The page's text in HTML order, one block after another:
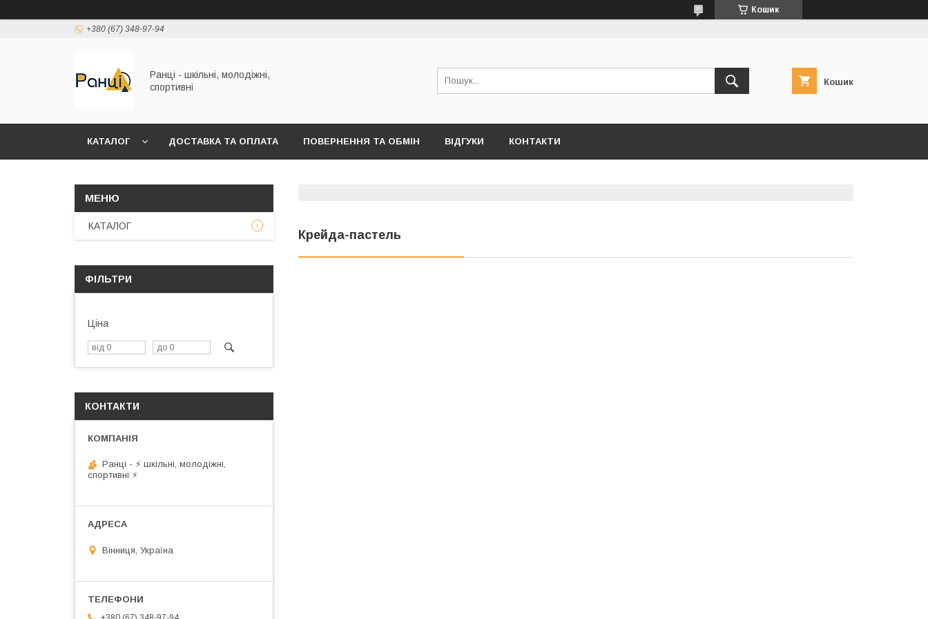
Кошик
+380 (67) 348-97-94
Ранці - шкільні, молодіжні,
спортивні
Кошик
КАТАЛОГ ДОСТАВКА ТА ОПЛАТА ПОВЕРНЕННЯ ТА ОБМІН ВІДГУКИ КОНТАКТИ
Крейда-пастель
КАТАЛОГ
ФІЛЬТРИ
Ціна
КОНТАКТИ
Ранці - ⚡ шкільні, молодіжні,
спортивні ⚡
Вінниця, Україна